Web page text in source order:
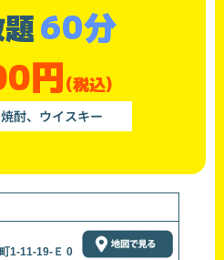
60分
円(税込)
焼酎、ウイスキー
1-11-19-Ｅ 0